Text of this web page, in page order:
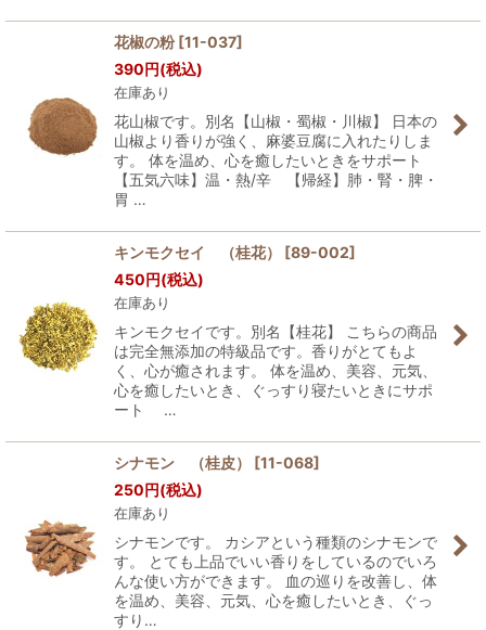
花椒の粉 [11-037]
390円(税込)
在庫あり
花山椒です。別名【山椒・蜀椒・川椒】 日本の
山椒より香りが強く、麻婆豆腐に入れたりしま
す。 体を温め、心を癒したいときをサポート
【五気六味】温・熱/辛 【帰経】肺・腎・脾・
胃 …
キンモクセイ （桂花） [89-002]
450円(税込)
在庫あり
キンモクセイです。別名【桂花】 こちらの商品
は完全無添加の特級品です。香りがとてもよ
く、心が癒されます。 体を温め、美容、元気、
心を癒したいとき、ぐっすり寝たいときにサポ
ート …
シナモン （桂皮） [11-068]
250円(税込)
在庫あり
シナモンです。 カシアという種類のシナモンで
す。 とても上品でいい香りをしているのでいろ
んな使い方ができます。 血の巡りを改善し、体
を温め、美容、元気、心を癒したいとき、ぐっ
すり…